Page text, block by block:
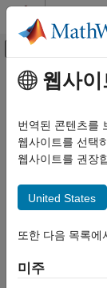
콘텐츠로 바로 가기
오프캔
리소스
상태
주요 콘텐츠
웹사이
번역된 콘텐츠를
웹사이트를 선택
웹사이트를 권장
United States
또한 다음 목록에
미주